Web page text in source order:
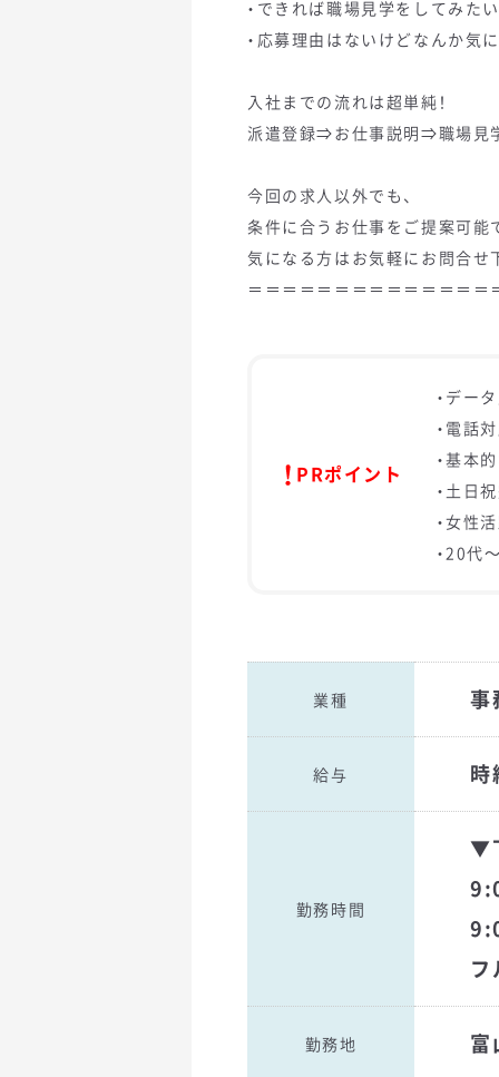
・できれば職場見学をしてみたい
・応募理由はないけどなんか気に
入社までの流れは超単純！
派遣登録⇒お仕事説明⇒職場見
今回の求人以外でも、
条件に合うお仕事をご提案可能
気になる方はお気軽にお問合せ
＝＝＝＝＝＝＝＝＝＝＝＝＝＝
PRポイント
・デー
・電話
・基本
・土日
・女性
・20代
業種 事
給与
勤務時間
▼
フ
勤務地 富